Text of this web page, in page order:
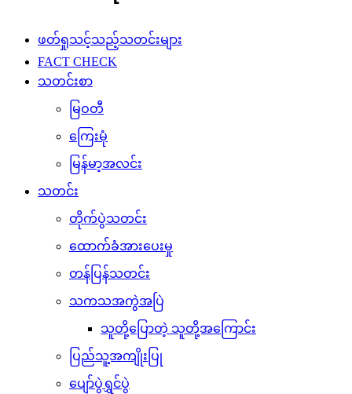
ဖတ်ရှုသင့်သည့်သတင်းများ
FACT CHECK
သတင်းစာ
မြဝတီ
ကြေးမုံ
မြန်မာ့အလင်း
သတင်း
တိုက်ပွဲသတင်း
ထောက်ခံအားပေးမှု
တန်ပြန်သတင်း
သကသအကွဲအပြဲ
သူတို့ပြောတဲ့ သူတို့အကြောင်း
ပြည်သူ့အကျိုးပြု
ပျော်ပွဲရွှင်ပွဲ